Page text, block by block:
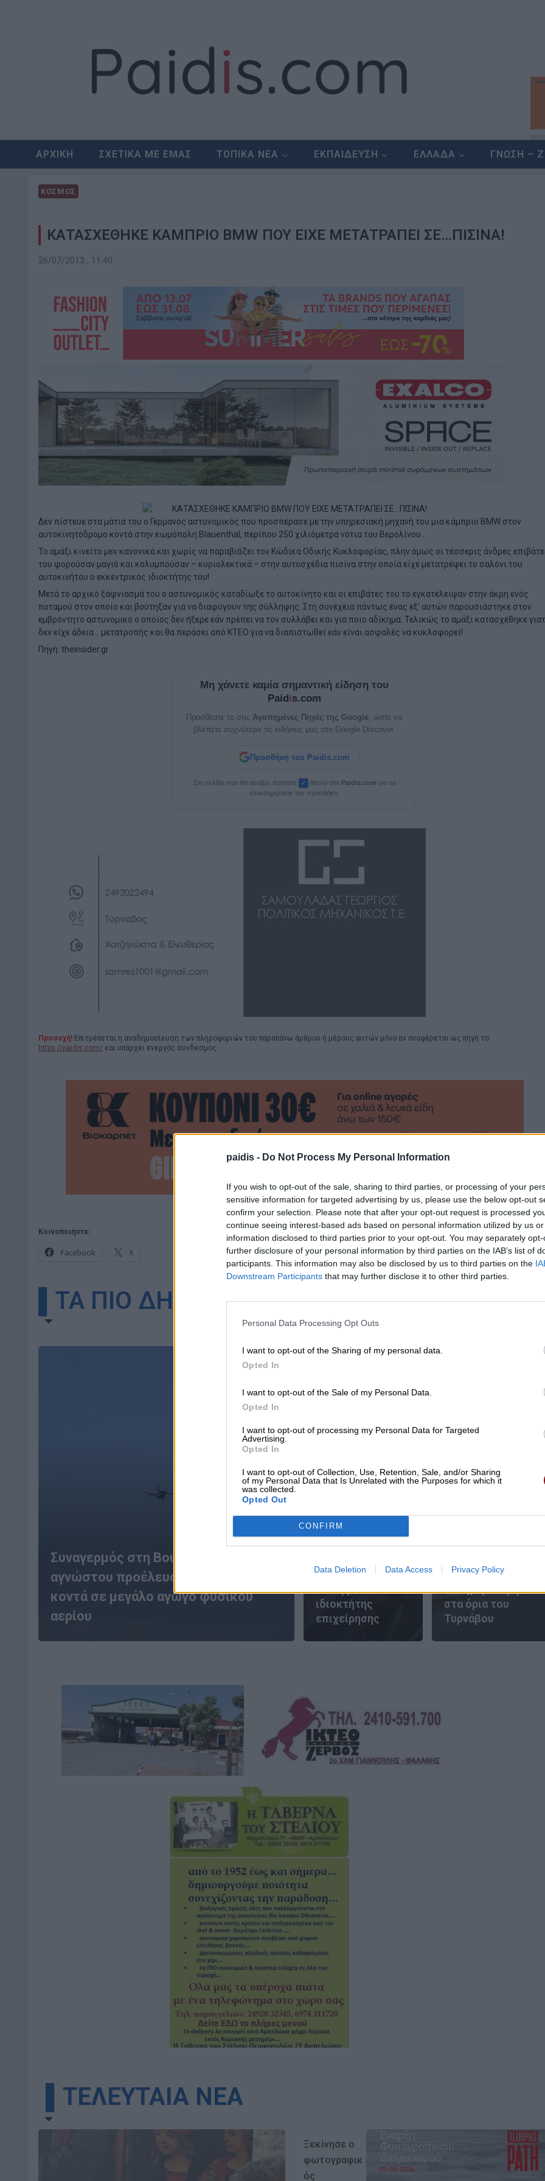
paidis - Do Not Process My Personal Information
If you wish to opt-out of the sale, sharing to third parties, or processing of your
sensitive information for targeted advertising by us, please use the below opt-out
confirm your selection. Please note that after your opt-out request is processed
continue seeing interest-based ads based on personal information utilized by us
information disclosed to third parties prior to your opt-out. You may separately
further disclosure of your personal information by third parties on the IAB’s list of
participants. This information may also be disclosed by us to third parties on the
Downstream Participants that may further disclose it to other third parties.
Personal Data Processing Opt Outs
I want to opt-out of the Sharing of my personal data.
Opted In
I want to opt-out of the Sale of my Personal Data.
Opted In
I want to opt-out of processing my Personal Data for Targeted
Advertising.
Opted In
I want to opt-out of Collection, Use, Retention, Sale, and/or Sharing
of my Personal Data that Is Unrelated with the Purposes for which it
was collected.
Opted Out
CONFIRM
Data Deletion Data Access Privacy Policy
ΑΡΧΙΚΗ ΣΧΕΤΙΚΑ ΜΕ ΕΜΑΣ ΤΟΠΙΚΑ ΝΕΑ ΕΚΠΑΙΔΕΥΣΗ ΕΛΛΑΔΑ ΓΝΩΣΗ –
ΚΟΣΜΟΣ
ΚΑΤΑΣXΕΘΗΚΕ ΚΑΜΠΡΙΟ BMW ΠΟΥ ΕΙΧΕ ΜΕΤΑΤΡΑΠΕΙ ΣΕ…ΠΙΣΙΝΑ!
26/07/2013 , 11:40
Δεν πίστευε στα μάτια του ο Γερμανός αστυνομικός που προσπέρασε με την υπηρεσιακή μηχανή του μια κάμπριο BMW στον
αυτοκινητόδρομο κοντά στην κωμόπολη Blauenthal, περίπου 250 χιλιόμετρα νότια του Βερολίνου…
Το αμάξι κινείτο μεν κανονικά και χωρίς να παραβιάζει τον Κώδικα Οδικής Κυκλοφορίας, πλην όμως οι τέσσερις άνδρες
του φορούσαν μαγιό και κολυμπούσαν – κυριολεκτικά – στην αυτοσχέδια πισίνα στην οποία είχε μετατρέψει το σαλόνι του
αυτοκινήτου ο εκκεντρικός ιδιοκτήτης του!
Μετά το αρχικό ξάφνιασμά του ο αστυνομικός καταδίωξε το αυτοκίνητο και οι επιβάτες του το εγκατέλειψαν στην άκρη ενός
ποταμού στον οποίο και βούτηξαν για να διαφύγουν της σύλληψης. Στη συνέχεια πάντως ένας εξ’ αυτών παρουσιάστηκε στον
εμβρόντητο αστυνομικό ο οποίος δεν ήξερε εάν πρέπει να τον συλλάβει και για ποιο αδίκημα. Τελικώς το αμάξι κατασχέθηκε
δεν είχε άδεια… μετατροπής και θα περάσει από ΚΤΕΟ για να διαπιστωθεί εάν είναι ασφαλές να κυκλοφορεί!
Πηγή: theinsider.gr
Μη χάνετε καμία σημαντική είδηση του
Paidis.com
Προσθέστε το στις Αγαπημένες Πηγές της Google , ώστε να
βλέπετε συχνότερα τις ειδήσεις μας στο Google Discover.
Προσθήκη του Paidis.com
Στη σελίδα που θα ανοίξει, πατήστε ✓ δίπλα στο Paidis.com για να
ολοκληρώσετε την προσθήκη.
Προσοχή! Επιτρέπεται η αναδημοσίευση των πληροφοριών του παραπάνω άρθρου ή μέρους αυτών μόνο αν αναφέρεται ως πηγή το
https://paidis.com/ και υπάρχει ενεργός σύνδεσμος.
Κοινοποιήστε:
Facebook X
▌ΤΑ ΠΙΟ ΔΗΜΟΦΙΛΗ ΣΗΜΕΡΑ
Συναγερμός στη Βουλγαρία: Drone
αγνώστου προέλευσης εξερράγη
κοντά σε μεγάλο αγωγό φυσικού
αερίου
Αμπελώνα
το κορίτσι;»:
Τουρίστας στην
Κρήτη ζητά… τιμή
σε ανήλικη, τι
καταγγέλλει ο
ιδιοκτήτης
επιχείρησης
Νέα χωματερή
στα όρια του
Τυρνάβου
▌ΤΕΛΕΥΤΑΙΑ ΝΕΑ
Ξεκίνησε ο
φωτογραφικ
ός